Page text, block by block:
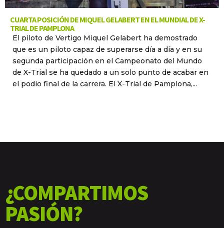
CUARTA POSICIÓN DE MIQUEL GELABERT EN EL MUNDIAL DE X-
TRIAL DE PAMPLONA
El piloto de Vertigo Miquel Gelabert ha demostrado
que es un piloto capaz de superarse día a día y en su
segunda participación en el Campeonato del Mundo
de X-Trial se ha quedado a un solo punto de acabar en
el podio final de la carrera. El X-Trial de Pamplona,...
¿COMPARTIMOS
PASIÓN?